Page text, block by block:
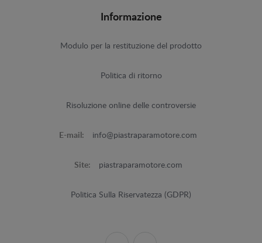
Informazione
Modulo per la restituzione del prodotto
Politica di ritorno
Risoluzione online delle controversie
E-mail: info@piastraparamotore.com
Site: piastraparamotore.com
Politica Sulla Riservatezza (GDPR)